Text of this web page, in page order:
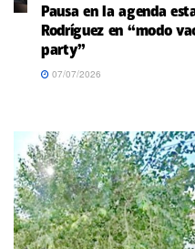
Pausa en la agenda
Rodríguez en “modo
party”
07/07/2026